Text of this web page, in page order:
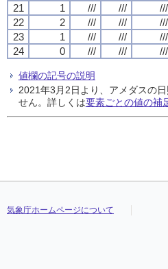
21
1 /// /// ///
22
2 /// /// ///
23
1 /// /// ///
24
0 /// /// ///
値欄の記号の説明
2021年3月2日より、アメダスの
せん。詳しくは要素ごとの値の補
気象庁ホームページについて